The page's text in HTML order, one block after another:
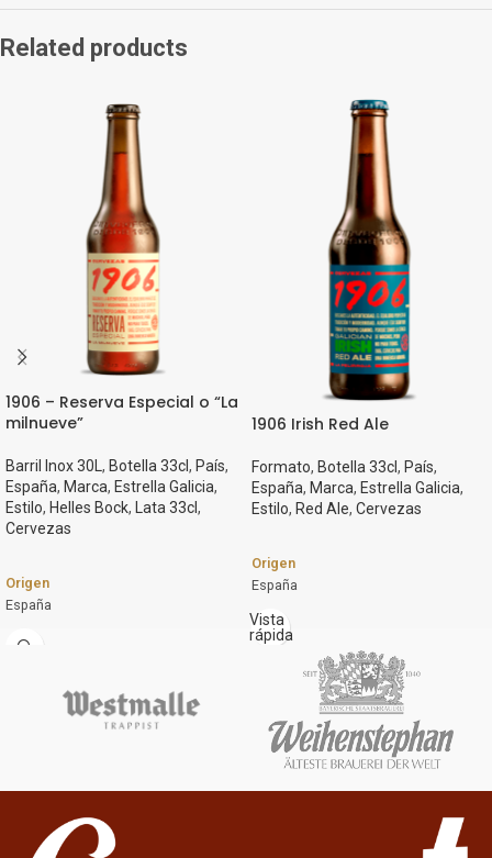
Related products
1906 – Reserva Especial o “La
milnueve”
Barril Inox 30L , Botella 33cl, País,
España, Marca, Estrella Galicia,
Estilo, Helles Bock, Lata 33cl,
Cervezas
Origen
España
Marca
Helles Bock
Botella 33cl.
1906 Irish Red Ale
Formato, Botella 33cl, País,
España, Marca, Estrella Galicia,
Estilo, Red Ale, Cervezas
Origen
España
Marca
Estrella Galicia
Graduación Alcohólica
5.0%
Vista
rápida